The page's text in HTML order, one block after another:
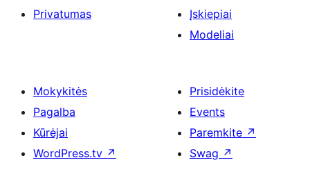
Privatumas
Įskiepiai
Modeliai
Mokykitės
Pagalba
Kūrėjai
WordPress.tv ↗
Prisidėkite
Events
Paremkite ↗
Swag ↗